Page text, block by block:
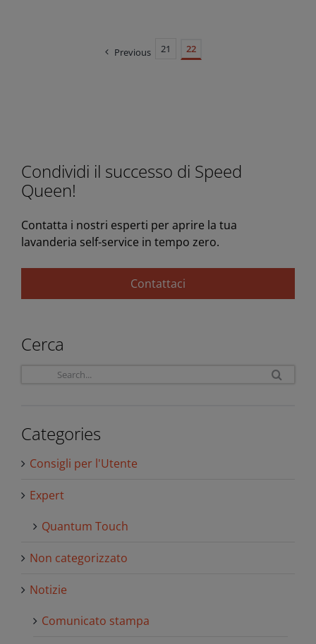
Previous 21 22
Condividi il successo di Speed
Queen!
Contatta i nostri esperti per aprire la tua
lavanderia self-service in tempo zero.
Contattaci
Cerca
Categories
Consigli per l'Utente
Expert
Quantum Touch
Non categorizzato
Notizie
Comunicato stampa